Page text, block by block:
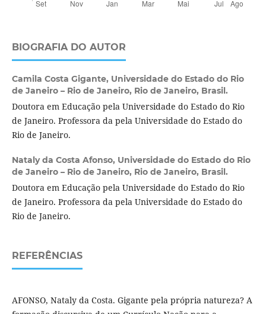
BIOGRAFIA DO AUTOR
Camila Costa Gigante, Universidade do Estado do Rio
de Janeiro – Rio de Janeiro, Rio de Janeiro, Brasil.
Doutora em Educação pela Universidade do Estado do Rio
de Janeiro. Professora da pela Universidade do Estado do
Rio de Janeiro.
Nataly da Costa Afonso, Universidade do Estado do Rio
de Janeiro – Rio de Janeiro, Rio de Janeiro, Brasil.
Doutora em Educação pela Universidade do Estado do Rio
de Janeiro. Professora da pela Universidade do Estado do
Rio de Janeiro.
REFERÊNCIAS
AFONSO, Nataly da Costa. Gigante pela própria natureza? A